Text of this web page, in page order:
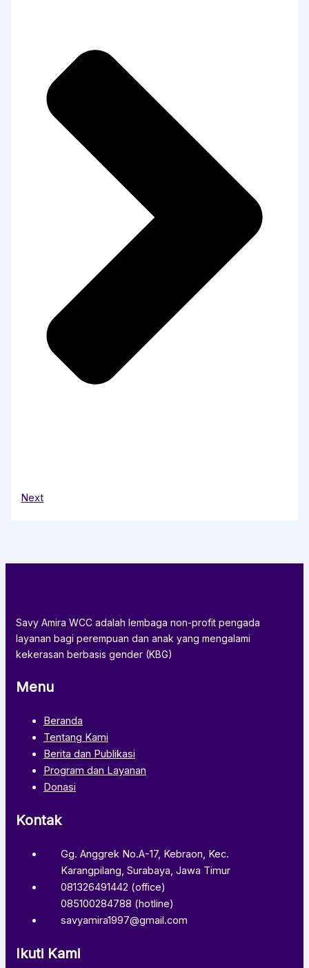
Next
Savy Amira WCC adalah lembaga non-profit pengada
layanan bagi perempuan dan anak yang mengalami
kekerasan berbasis gender (KBG)
Menu
Beranda
Tentang Kami
Berita dan Publikasi
Program dan Layanan
Donasi
Kontak
Gg. Anggrek No.A-17, Kebraon, Kec.
Karangpilang, Surabaya, Jawa Timur
081326491442 (office)
085100284788 (hotline)
savyamira1997@gmail.com
Ikuti Kami